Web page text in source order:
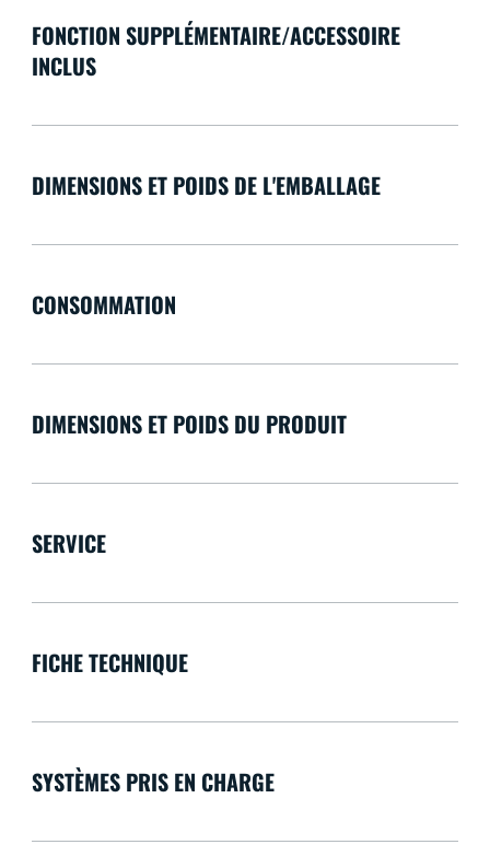
FONCTION SUPPLÉMENTAIRE/ACCESSOIRE
INCLUS
DIMENSIONS ET POIDS DE L'EMBALLAGE
CONSOMMATION
DIMENSIONS ET POIDS DU PRODUIT
SERVICE
FICHE TECHNIQUE
SYSTÈMES PRIS EN CHARGE